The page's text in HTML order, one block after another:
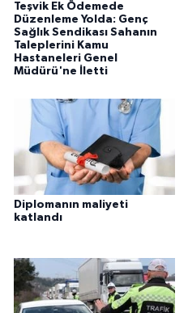
Teşvik Ek Ödemede
Düzenleme Yolda: Genç
Sağlık Sendikası Sahanın
Taleplerini Kamu
Hastaneleri Genel
Müdürü'ne İletti
Diplomanın maliyeti
katlandı